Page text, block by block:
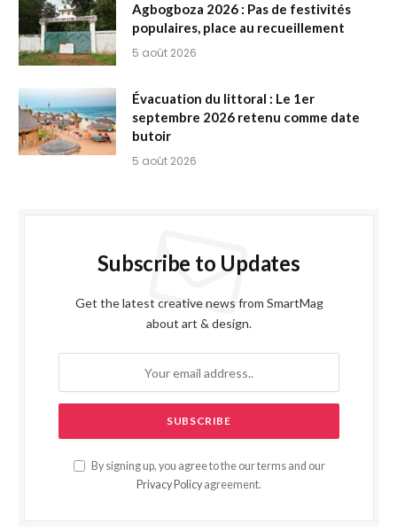
Agbogboza 2026 : Pas de festivités
populaires, place au recueillement
5 août 2026
Évacuation du littoral : Le 1er
septembre 2026 retenu comme date
butoir
5 août 2026
Subscribe to Updates
Get the latest creative news from SmartMag
about art & design.
By signing up, you agree to the our terms and our
Privacy Policy agreement.